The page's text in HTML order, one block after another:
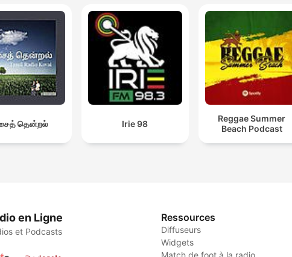
தென்றல் Irie 98
Reggae Summer
Beach Podcast
en Ligne
et Podcasts
Ressources
Diffuseurs
Widgets
Match de foot à la radio